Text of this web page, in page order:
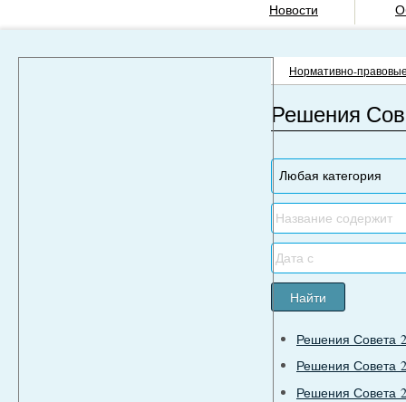
Новости
Нормативно-
Решения
Найти
Решения Совета
Решения Совета
Решения Совета